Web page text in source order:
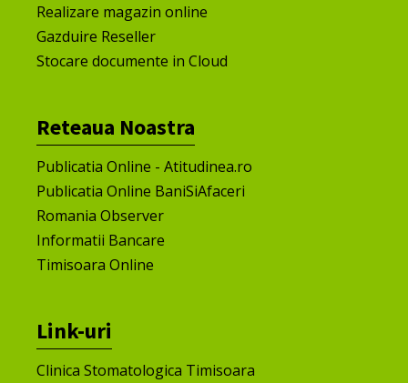
Realizare magazin online
Gazduire Reseller
Stocare documente in Cloud
Reteaua Noastra
Publicatia Online - Atitudinea.ro
Publicatia Online BaniSiAfaceri
Romania Observer
Informatii Bancare
Timisoara Online
Link-uri
Clinica Stomatologica Timisoara